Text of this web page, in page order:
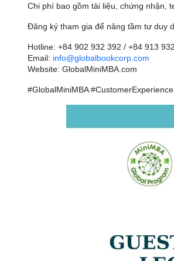
Chi phí bao gồm tài liệu, chứng nhận,
Đăng ký tham gia để nâng tầm tư duy
Hotline: +84 902 932 392 / +84 913
Email: info@globalbookcorp.com
Website: GlobalMiniMBA.com
#GlobalMiniMBA